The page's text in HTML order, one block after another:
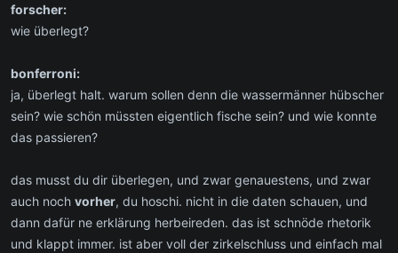
forscher:
wie überlegt?
bonferroni:
ja, überlegt halt. warum sollen denn die wassermänner hübscher
sein? wie schön müssten eigentlich fische sein? und wie konnte
das passieren?
das musst du dir überlegen, und zwar genauestens, und zwar
auch noch vorher, du hoschi. nicht in die daten schauen, und
dann dafür ne erklärung herbeireden. das ist schnöde rhetorik
und klappt immer. ist aber voll der zirkelschluss und einfach mal